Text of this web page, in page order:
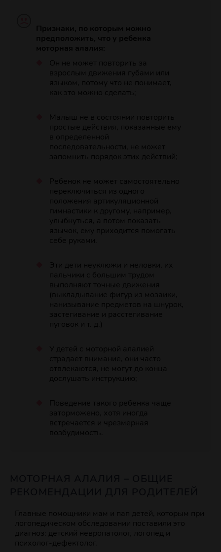
Признаки, по которым можно
предположить, что у ребенка
моторная алалия:
Он не может повторить за
взрослым движения губами или
языком, потому что не понимает,
как это можно сделать;
Малыш не в состоянии повторить
простые действия, показанные ему
в определенной
последовательности, не может
запомнить порядок этих действий;
Ребенок не может самостоятельно
переключиться из одного
положения артикуляционной
гимнастики к другому, например,
улыбнуться, а потом показать
язычок, ему приходится помогать
себе руками.
Эти дети неуклюжи и неловки, их
пальчики с большим трудом
выполняют точные движения
(выкладывание фигур из мозаики,
нанизывание предметов на шнурок,
застегивание и расстегивание
пуговок и т. д.)
У детей с моторной алалией
страдает внимание, они часто
отвлекаются, не могут до конца
дослушать инструкцию;
Поведение такого ребенка чаще
заторможено, хотя иногда
встречается и чрезмерная
возбудимость.
Главные помощники мам и пап детей, которым при
логопедическом обследовании поставили это
диагноз: детский невропатолог, логопед и
психолог-дефектолог.